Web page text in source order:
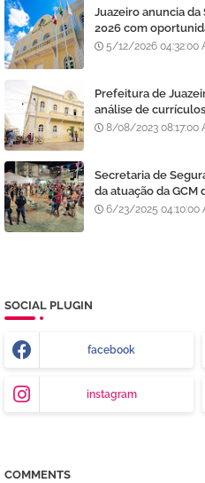
Juazeiro anuncia
2026 com
5/12/2026 04:32:00
Prefeitura de
análise de
8/08/2023 08:17:00
Secretaria de
da atuação da GCM
6/23/2025 04:10:00
SOCIAL PLUGIN
facebook
instagram
COMMENTS